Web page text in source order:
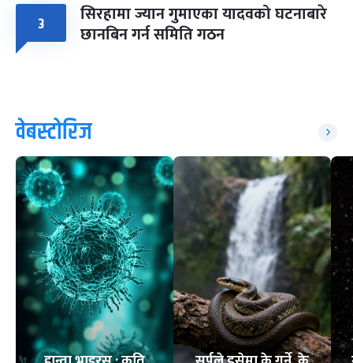
३ सिरहामा ज्यान गुमाएका यादवको घटनाबारे
छानबिन गर्न समिति गठन
वेबस्टोरिज